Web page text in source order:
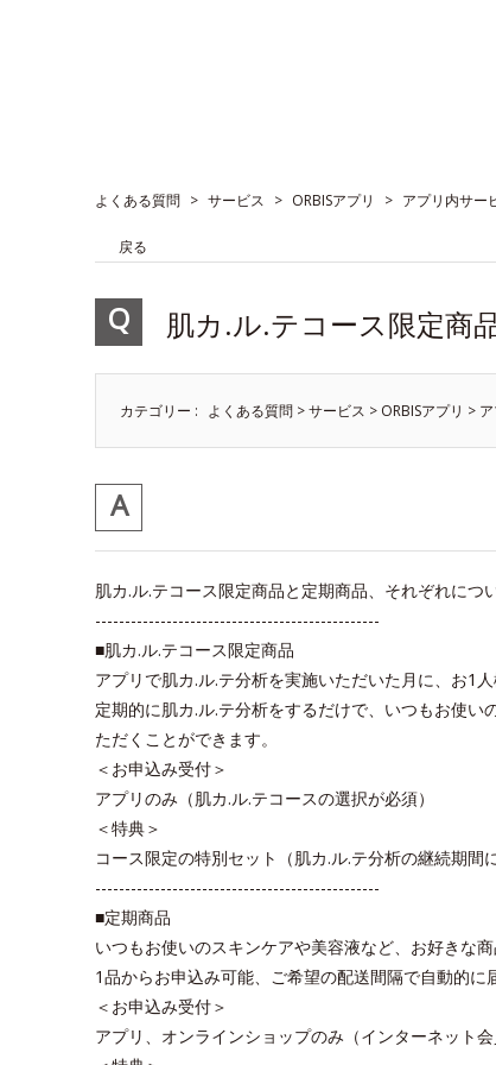
よくある質問 > サービス > ORBISアプリ > アプリ内サー
戻る
肌カ.ル.テコース限定商
カテゴリー : よくある質問 >サービス > ORBISアプリ >
肌カ.ル.テコース限定商品と定期商品、それぞれにつ
------------------------------------------------
■肌カ.ル.テコース限定商品
アプリで肌カ.ル.テ分析を実施いただいた月に、お1
定期的に肌カ.ル.テ分析をするだけで、いつもお使
ただくことができます。
＜お申込み受付＞
アプリのみ（肌カ.ル.テコースの選択が必須）
＜特典＞
コース限定の特別セット（肌カ.ル.テ分析の継続期間
------------------------------------------------
■定期商品
いつもお使いのスキンケアや美容液など、お好きな
1品からお申込み可能、ご希望の配送間隔で自動的に
＜お申込み受付＞
アプリ、オンラインショップのみ（インターネット